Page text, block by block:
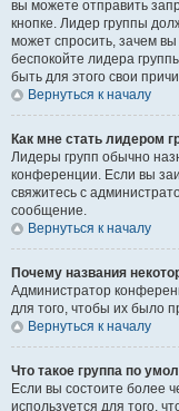
вы можете отправить
кнопке. Лидер группы
может спросить, зачем
беспокойте лидера
быть для этого свои
Вернуться к началу
Как мне стать лидером
Лидеры групп обычно
конференции. Если вы
свяжитесь с
сообщение.
Вернуться к началу
Почему названия
Администратор
для того, чтобы их было
Вернуться к началу
Что такое группа по
Если вы состоите более
используется для того,